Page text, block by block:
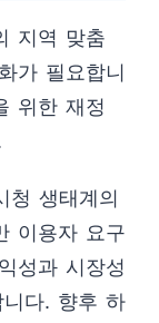
지역 맞춤
가 필요합니
위한 재정
청 생태계의
이용자 요구
성과 시장성
다. 향후 하